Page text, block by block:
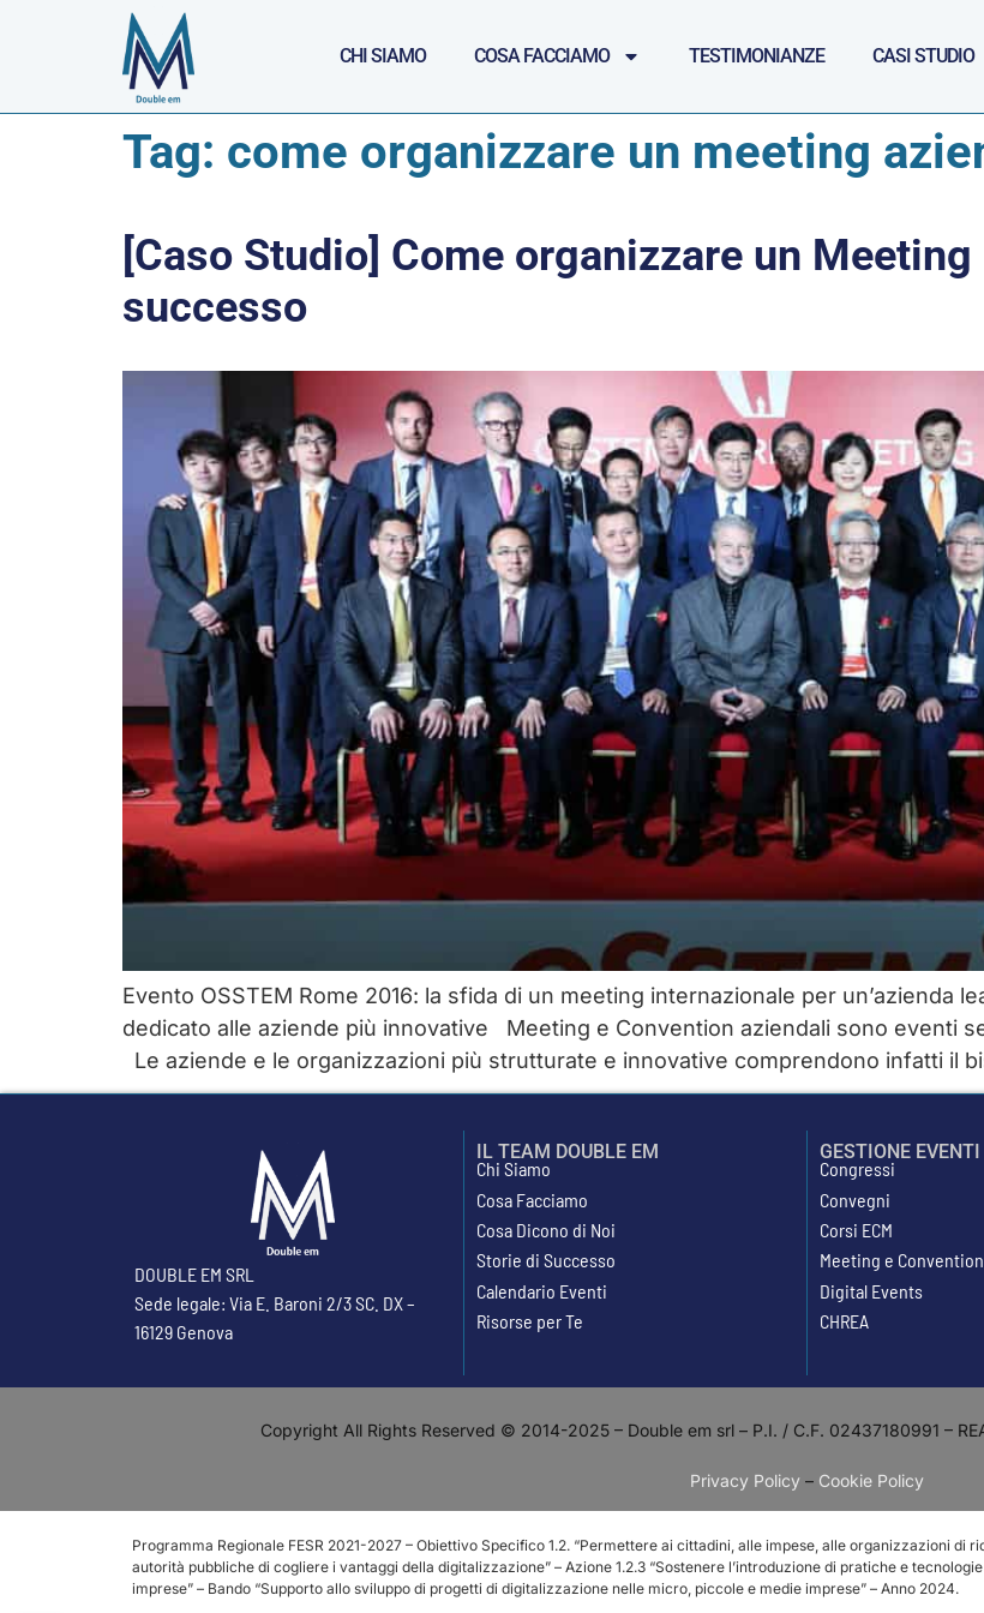
CHI SIAMO COSA FACCIAMO TESTIMONIANZE CASI STUDIO
Tag: come organizzare un meeting
[Caso Studio] Come organizzare un
successo
Evento OSSTEM Rome 2016: la sfida di un meeting internazionale per
dedicato alle aziende più innovative Meeting e Convention aziendali sono eventi
Le aziende e le organizzazioni più strutturate e innovative comprendono infatti il
DOUBLE EM SRL
Sede legale: Via E. Baroni 2/3 SC. DX –
16129 Genova
IL TEAM DOUBLE EM
Chi Siamo
Cosa Facciamo
Cosa Dicono di Noi
Storie di Successo
Calendario Eventi
Risorse per Te
GESTIONE EVENTI
Congressi
Convegni
Corsi ECM
Meeting e Convention
Digital Events
CHREA
Copyright All Rights Reserved © 2014-2025 – Double em srl – P.I. / C.F. 02437180991 –
Privacy Policy– Cookie Policy
Programma Regionale FESR 2021-2027 – Obiettivo Specifico 1.2. “Permettere ai cittadini, alle impese, alle organizzazioni di
autorità pubbliche di cogliere i vantaggi della digitalizzazione” – Azione 1.2.3 “Sostenere l’introduzione di pratiche e
imprese” – Bando “Supporto allo sviluppo di progetti di digitalizzazione nelle micro, piccole e medie imprese” – Anno 2024.